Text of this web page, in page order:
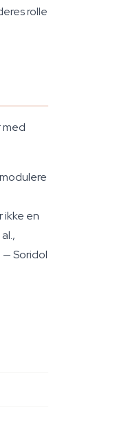
rolle
med
ikke en
Soridol